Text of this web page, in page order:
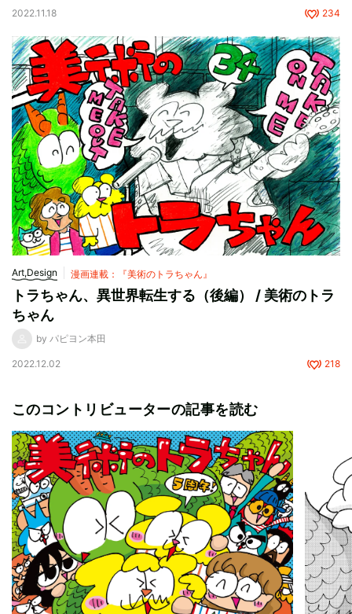
2022.11.18 234
Art,Design 漫画連載：『美術のトラちゃん』
トラちゃん、異世界転生する（後編） / 美術のトラ
ちゃん
by パピヨン本田
2022.12.02 218
このコントリビューターの記事を読む